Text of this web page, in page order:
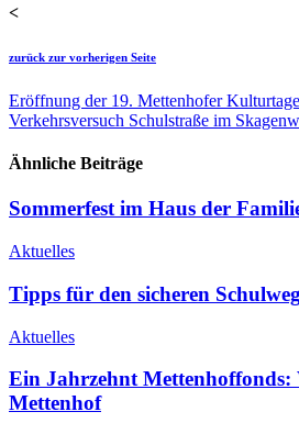
<
zurück zur vorherigen Seite
Eröffnung der 19. Mettenhofer
Verkehrsversuch Schulstraße im
Ähnliche Beiträge
Sommerfest im Haus der
Aktuelles
Tipps für den sicheren Schulweg
Aktuelles
Ein Jahrzehnt
Mettenhof